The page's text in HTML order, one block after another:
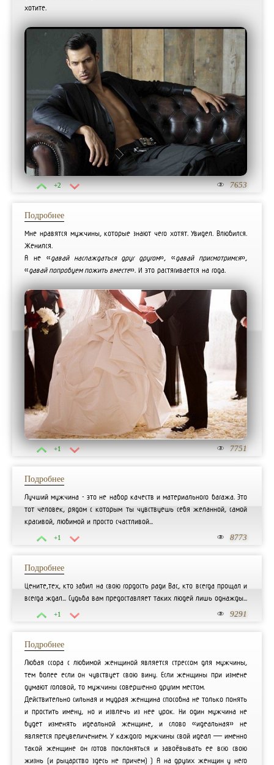
7653
+2
хотите.
7751
+1
Подробнее
Мне нравятся мужчины, которые знают чего хотят. Увидел. Влюбился.
Женился.
А не «давай наслаждаться друг другом», «давай присмотримся»,
«давай попробуем пожить вместе». И это растягивается на года.
8773
+1
Подробнее
Лучший мужчина - это не набор качеств и материального багажа. Это
тот человек, рядом с которым ты чувствуешь себя желанной, самой
красивой, любимой и просто счастливой...
9291
+1
Подробнее
Цените,тех, кто забил на свою гордость ради Вас, кто всегда прощал и
всегда ждал... Судьба вам предоставляет таких людей лишь однажды...
Подробнее
Любая ссора с любимой женщиной является стрессом для мужчины,
тем более если он чувствует свою вину. Если женщины при измене
думают головой, то мужчины совершенно другим местом.
Действительно сильная и мудрая женщина способна не только понять
и простить имену, но и извлечь из нее урок. Ни один мужчина не
будет изменять идеальной женщине, и слово «идеальная» не
является преувеличением. У каждого мужчины свой идеал — именно
такой женщине он готов поклоняться и завоёвывать ее всю свою
жизнь (и рыцарство здесь не причем) ) А на других женщин у него